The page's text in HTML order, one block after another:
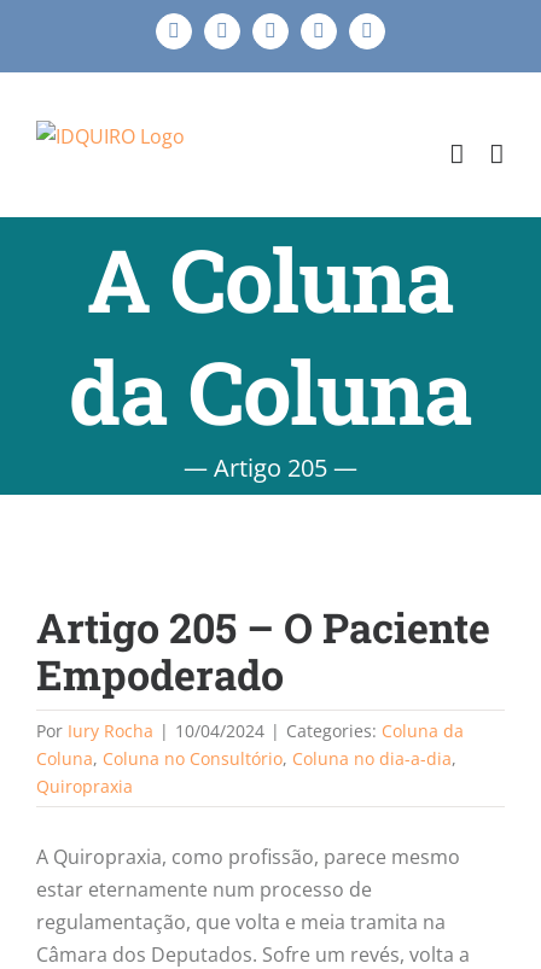
o
FacebookInstagram
X LinkedIn
E-
A Coluna
da Coluna
— Artigo 205 —
Artigo 205 – O Paciente
Empoderado
Por Iury Rocha | 10/04/2024 | Categories: Coluna da
Coluna, Coluna no Consultório, Coluna no dia-a-dia,
Quiropraxia
A Quiropraxia, como profissão, parece mesmo
estar eternamente num processo de
regulamentação, que volta e meia tramita na
Câmara dos Deputados. Sofre um revés, volta a